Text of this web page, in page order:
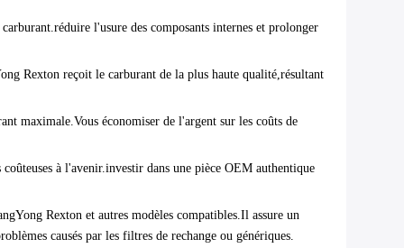
l'usure des composants internes et prolonger
Rexton reçoit le carburant de la plus haute qualité,résultant
maximale.Vous économiser de l'argent sur les coûts de
à l'avenir.investir dans une pièce OEM authentique
Rexton et autres modèles compatibles.Il assure un
causés par les filtres de rechange ou génériques.